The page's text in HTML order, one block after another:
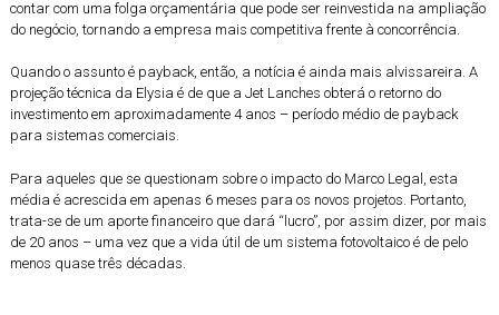
contar com uma folga orçamentária que pode ser reinvestida na ampliação
do negócio, tornando a empresa mais competitiva frente à concorrência.
Quando o assunto é payback, então, a notícia é ainda mais alvissareira. A
projeção técnica da Elysia é de que a Jet Lanches obterá o retorno do
investimento em aproximadamente 4 anos – período médio de payback
para sistemas comerciais.
Para aqueles que se questionam sobre o impacto do Marco Legal, esta
média é acrescida em apenas 6 meses para os novos projetos. Portanto,
trata-se de um aporte financeiro que dará “lucro”, por assim dizer, por mais
de 20 anos – uma vez que a vida útil de um sistema fotovoltaico é de pelo
menos quase três décadas.